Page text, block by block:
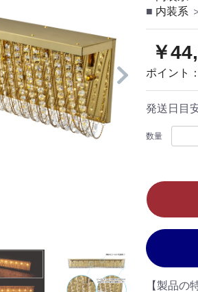
内装系
￥
ポイント：
発送日目
数量
【製品の